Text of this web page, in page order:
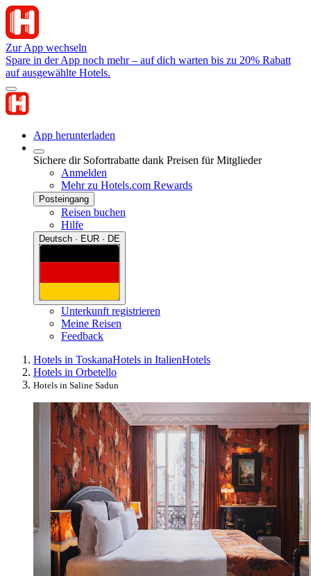
Zur App wechseln
Spare in der App noch mehr – auf dich warten bis zu 20% Rabatt
auf ausgewählte Hotels.
App herunterladen
Sichere dir Sofortrabatte dank Preisen für Mitglieder
Anmelden
Mehr zu Hotels.com Rewards
Posteingang
Reisen buchen
Hilfe
Deutsch · EUR · DE
Unterkunft registrieren
Meine Reisen
Feedback
Hotels in ToskanaHotels in ItalienHotels
Hotels in Orbetello
Hotels in Saline Sadun